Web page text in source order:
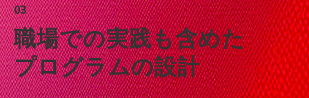
03
職場での実践も含めた
プログラムの設計